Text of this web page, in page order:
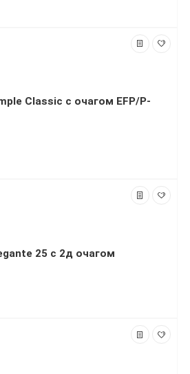
Classic с очагом EFP/P-
25 с 2д очагом